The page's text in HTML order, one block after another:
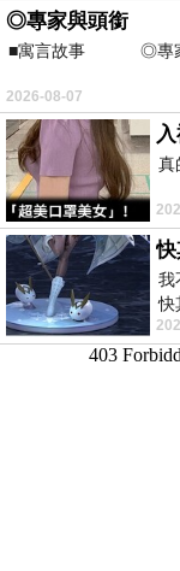
◎專家與頭銜
■寓言故事 ◎專家
⊕潘
之谷」裡——
2026-08-07
真
我
快
愉